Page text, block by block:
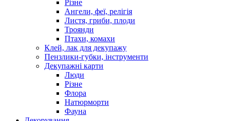
Різне
Ангели, феї, релігія
Листя, гриби, плоди
Троянди
Птахи, комахи
Клей, лак для декупажу
Пензлики-губки, інструменти
Декупажні карти
Люди
Різне
Флора
Натюрморти
Фауна